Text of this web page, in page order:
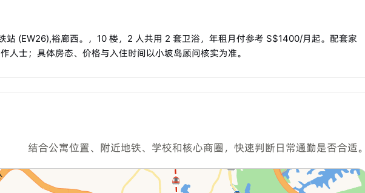
站 (EW26),裕廊西。，10 楼，2 人共用 2 套卫浴，年租月付参考 S$1400/月起。配套家
人士；具体房态、价格与入住时间以小坡岛顾问核实为准。
结合公寓位置、附近地铁、学校和核心商圈，快速判断日常通勤是否合适。